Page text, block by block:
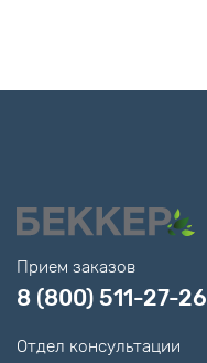
Прием заказов
8 (800) 511-27-26
Отдел консультации